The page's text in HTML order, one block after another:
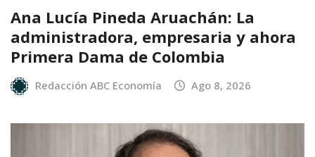
Ana Lucía Pineda Aruachán: La
administradora, empresaria y ahora
Primera Dama de Colombia
Redacción ABC Economía Ago 8, 2026